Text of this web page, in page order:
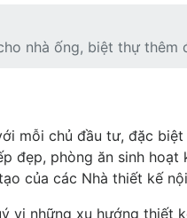
nhà ống, biệt thự thêm
mỗi chủ đầu tư, đặc
đẹp, phòng ăn sinh hoạt
của các Nhà thiết kế
vị những xu hướng thiết